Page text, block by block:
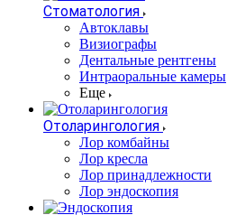
Стоматология
Автоклавы
Визиографы
Дентальные рентгены
Интраоральные камеры
Еще
Отоларингология
Лор комбайны
Лор кресла
Лор принадлежности
Лор эндоскопия